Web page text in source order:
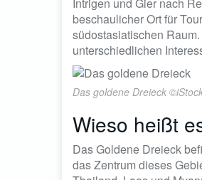
beschaulicher Ort für
südostasiatischen
unterschiedlichen
Das goldene Dreieck
Wieso heißt
Das Goldene Dreieck
das Zentrum dieses